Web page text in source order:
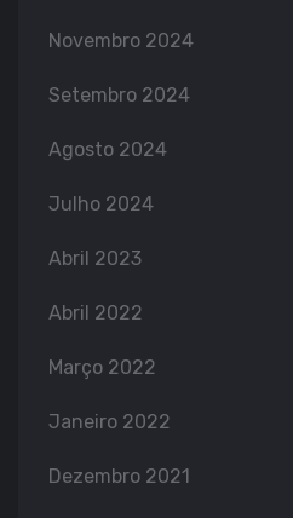
Novembro 2024
Setembro 2024
Agosto 2024
Julho 2024
Abril 2023
Abril 2022
Março 2022
Janeiro 2022
Dezembro 2021